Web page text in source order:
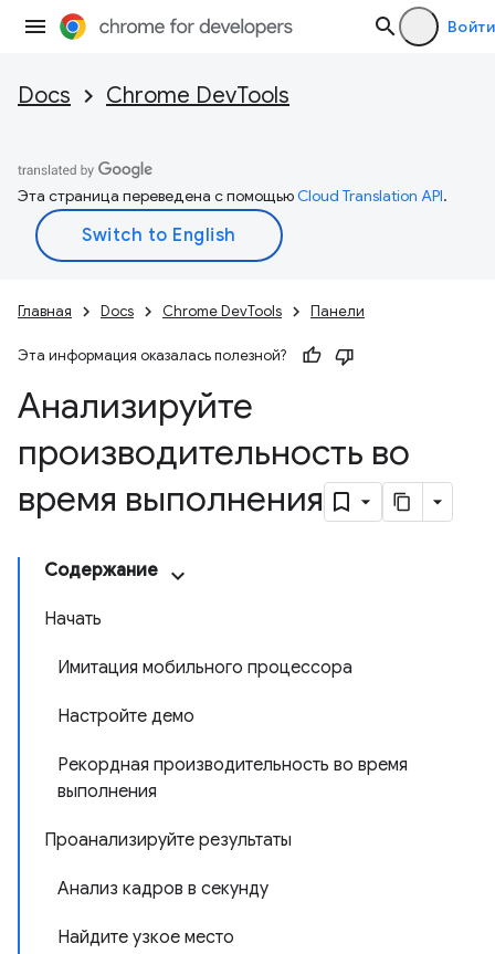
Войти
Docs Chrome DevTools
Эта страница переведена с помощьюCloud Translation API.
Главная Docs Chrome DevTools Панели
Эта информация оказалась полезной?
Анализируйте
производительность во
время выполнения
Содержание
Начать
Имитация мобильного процессора
Настройте демо
Рекордная производительность во время
выполнения
Проанализируйте результаты
Анализ кадров в секунду
Найдите узкое место